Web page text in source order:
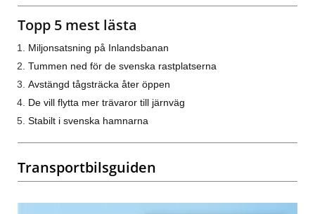
Topp 5 mest lästa
Miljonsatsning på Inlandsbanan
Tummen ned för de svenska rastplatserna
Avstängd tågsträcka åter öppen
De vill flytta mer trävaror till järnväg
Stabilt i svenska hamnarna
Transportbilsguiden